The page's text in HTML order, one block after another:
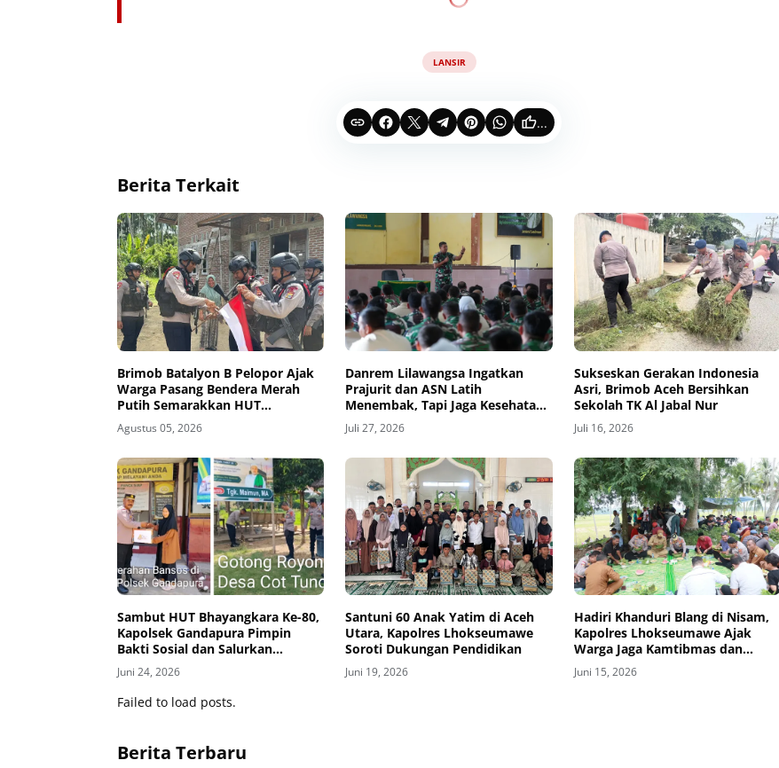
LANSIR
...
Berita Terkait
Brimob Batalyon B Pelopor Ajak
Warga Pasang Bendera Merah
Putih Semarakkan HUT
Kemerdekaan RI Ke-81
Agustus 05, 2026
Danrem Lilawangsa Ingatkan
Prajurit dan ASN Latih
Menembak, Tapi Jaga Kesehatan
dan Hindari Pelanggaran
Juli 27, 2026
Sukseskan Gerakan Indonesia
Asri, Brimob Aceh Bersihkan
Sekolah TK Al Jabal Nur
Juli 16, 2026
Sambut HUT Bhayangkara Ke-80,
Kapolsek Gandapura Pimpin
Bakti Sosial dan Salurkan
Bantuan untuk Masyarakat
Juni 24, 2026
Santuni 60 Anak Yatim di Aceh
Utara, Kapolres Lhokseumawe
Soroti Dukungan Pendidikan
Juni 19, 2026
Hadiri Khanduri Blang di Nisam,
Kapolres Lhokseumawe Ajak
Warga Jaga Kamtibmas dan
Ketahanan Pangan
Juni 15, 2026
Failed to load posts.
Berita Terbaru